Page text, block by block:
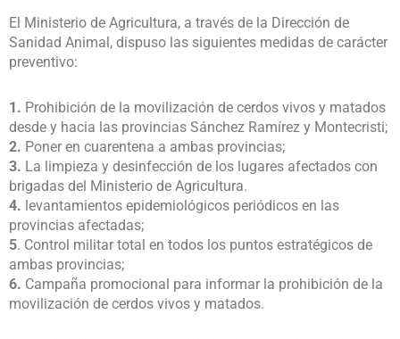
El Ministerio de Agricultura, a través de la Dirección de
Sanidad Animal, dispuso las siguientes medidas de carácter
preventivo:
1. Prohibición de la movilización de cerdos vivos y matados
desde y hacia las provincias Sánchez Ramírez y Montecristi;
2. Poner en cuarentena a ambas provincias;
3. La limpieza y desinfección de los lugares afectados con
brigadas del Ministerio de Agricultura.
4. levantamientos epidemiológicos periódicos en las
provincias afectadas;
5. Control militar total en todos los puntos estratégicos de
ambas provincias;
6. Campaña promocional para informar la prohibición de la
movilización de cerdos vivos y matados.